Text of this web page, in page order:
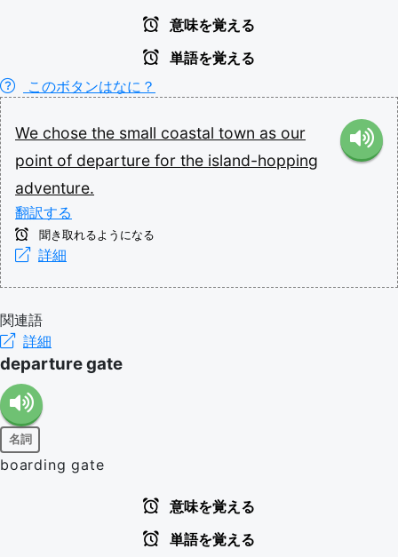
意味を覚える
単語を覚える
このボタンはなに？
We chose the small coastal town as our
point of departure for the island-hopping
adventure.
翻訳する
聞き取れるようになる
詳細
関連語
詳細
departure gate
名詞
boarding gate
意味を覚える
単語を覚える